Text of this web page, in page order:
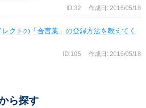
ID:32 作成日: 2016/05/18
レクトの「合言葉」の登録方法を教えてく
ID:105 作成日: 2016/05/18
ら探す